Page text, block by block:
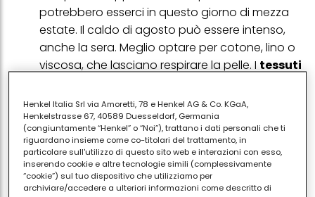
potrebbero esserci in questo giorno di mezza
estate. Il caldo di agosto può essere intenso,
anche la sera. Meglio optare per cotone, lino o
viscosa, che lasciano respirare la pelle. I tessuti
e il sudore e sarebbero, dunque, da evitare.
L'outfit deve essere pratico ma curato. Un
vestito corto in cotone, un coordinato top e
gonna midi o un paio di shorts con blusa
leggera sono scelte ideali. Chi preferisce i
pantalonipuò puntare su modelli larghi e
Henkel Italia Srl via Amoretti, 78 e Henkel AG & Co. KGaA,
Henkelstrasse 67, 40589 Duesseldorf, Germania
(congiuntamente “Henkel” o “Noi”), trattano i dati personali che ti
riguardano insieme come co-titolari del trattamento, in
particolare sull'utilizzo di questo sito web e interazioni con esso,
inserendo cookie e altre tecnologie simili (complessivamente
“cookie”) sul tuo dispositivo che utilizziamo per
archiviare/accedere a ulteriori informazioni come descritto di